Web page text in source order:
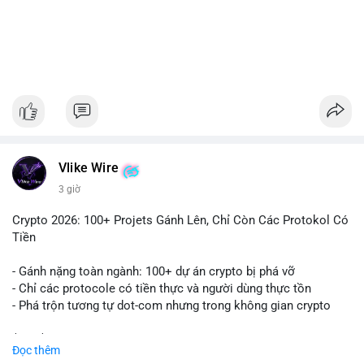
Vlike Wire
3 giờ
Crypto 2026: 100+ Projets Gánh Lên, Chỉ Còn Các Protokol Có
Tiền
- Gánh nặng toàn ngành: 100+ dự án crypto bị phá vỡ
- Chỉ các protocole có tiền thực và người dùng thực tồn
- Phá trộn tương tự dot-com nhưng trong không gian crypto
Đọc thêm